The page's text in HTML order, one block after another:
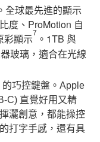
全球最先進的顯示
度、ProMotion 自
彩顯示7 。1TB 與
玻璃，適合在光線
巧控鍵盤。Apple
C) 直覺好用又精
灑創意，都能操控
打字手感，還有具